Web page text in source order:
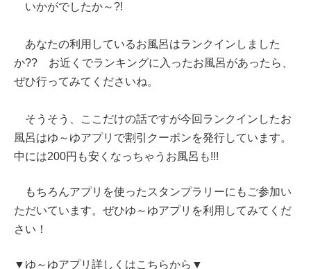
いかがでしたか～?!
あなたの利用しているお風呂はランクインしました
か?? お近くでランキングに入ったお風呂があったら、
ぜひ行ってみてくださいね。
そうそう、ここだけの話ですが今回ランクインしたお
風呂はゆ～ゆアプリで割引クーポンを発行しています。
中には200円も安くなっちゃうお風呂も!!!
もちろんアプリを使ったスタンプラリーにもご参加い
ただいています。ぜひゆ～ゆアプリを利用してみてくだ
さい！
▼ゆ～ゆアプリ詳しくはこちらから▼